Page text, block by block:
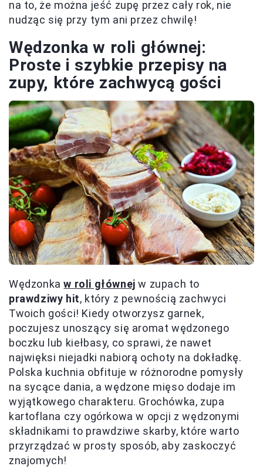
na to, że można jeść zupę przez cały rok, nie
nudząc się przy tym ani przez chwilę!
Wędzonka w roli głównej:
Proste i szybkie przepisy na
zupy, które zachwycą gości
Wędzonkaw roli głównej w zupach to
prawdziwy hit, który z pewnością zachwyci
Twoich gości! Kiedy otworzysz garnek,
poczujesz unoszący się aromat wędzonego
boczku lub kiełbasy, co sprawi, że nawet
najwięksi niejadki nabiorą ochoty na dokładkę.
Polska kuchnia obfituje w różnorodne pomysły
na sycące dania, a wędzone mięso dodaje im
wyjątkowego charakteru. Grochówka, zupa
kartoflana czy ogórkowa w opcji z wędzonymi
składnikami to prawdziwe skarby, które warto
przyrządzać w prosty sposób, aby zaskoczyć
znajomych!